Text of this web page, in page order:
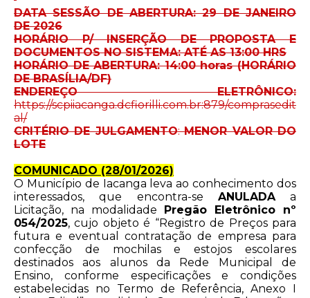
DATA SESSÃO DE ABERTURA: 29 DE JANEIRO
DE 2026
HORÁRIO P/ INSERÇÃO DE PROPOSTA E
DOCUMENTOS NO SISTEMA: ATÉ AS 13:00 HRS
HORÁRIO DE ABERTURA: 14:00 horas (HORÁRIO
DE BRASÍLIA/DF)
ENDEREÇO ELETRÔNICO:
https://scpiiacanga.dcfiorilli.com.br:879/comprasedit
al/
CRITÉRIO DE JULGAMENTO:MENOR VALOR DO
LOTE
COMUNICADO (28/01/2026)
O Município de Iacanga leva ao conhecimento dos
interessados, que encontra-se ANULADAa
Licitação, na modalidade
Pregão Eletrônico nº
054/2025, cujo objeto é “Registro de Preços para
futura e eventual contratação de empresa para
confecção de mochilas e estojos escolares
destinados aos alunos da Rede Municipal de
Ensino, conforme especificações e condições
estabelecidas no Termo de Referência, Anexo I